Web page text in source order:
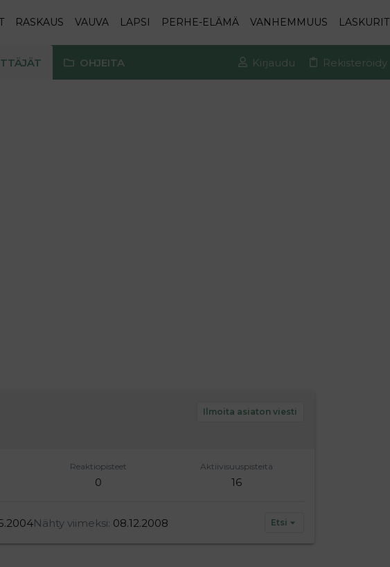
RASKAUS VAUVA LAPSI PERHE-ELÄMÄ VANHEMMUUS LASKURIT
OHJEITA Kirjaudu Rekisteröidy
Ilmoita asiaton viesti
Reaktiopisteet
0
Aktiivisuuspisteitä
16
Nähty viimeksi 08.12.2008 Etsi